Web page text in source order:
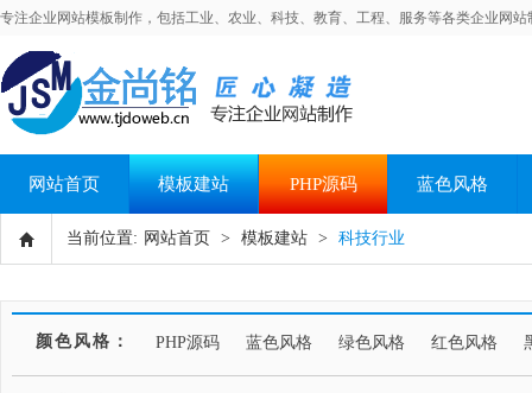
专注企业网站模板制作，包括工业、农业、科技、教育、工程、服务等各类企业网站
网站首页 模板建站 PHP源码 蓝色风格
当前位置: 网站首页 > 模板建站 > 科技行业
颜色风格： PHP源码 蓝色风格 绿色风格 红色风格